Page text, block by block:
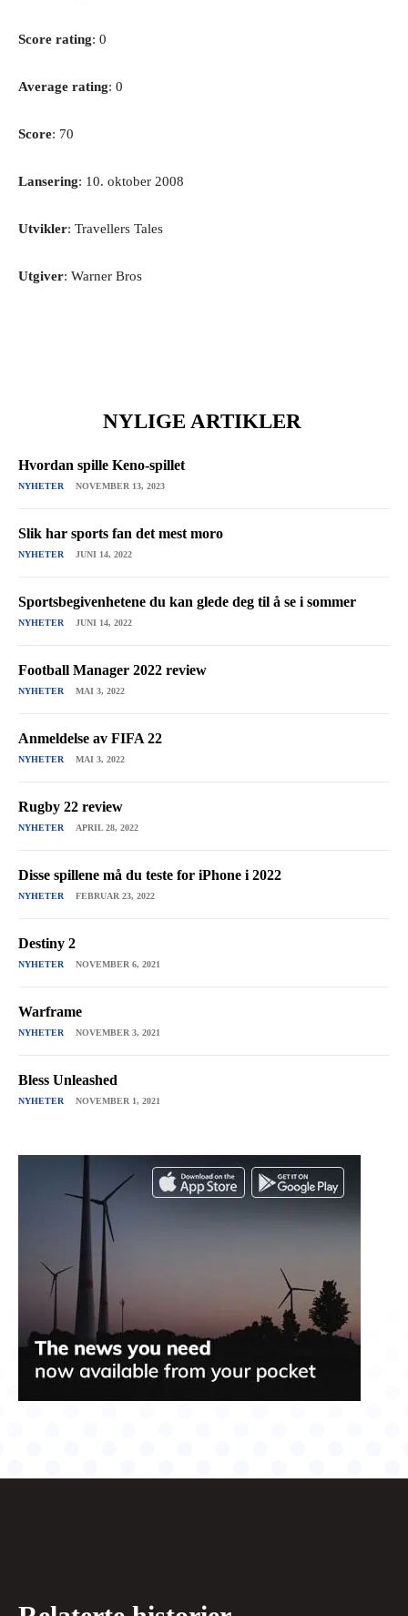
Score rating: 0
Average rating: 0
Score: 70
Lansering: 10. oktober 2008
Utvikler: Travellers Tales
Utgiver: Warner Bros
NYLIGE ARTIKLER
Hvordan spille Keno-spillet
NYHETER NOVEMBER 13, 2023
Slik har sports fan det mest moro
NYHETER JUNI 14, 2022
Sportsbegivenhetene du kan glede deg til å se i sommer
NYHETER JUNI 14, 2022
Football Manager 2022 review
NYHETER MAI 3, 2022
Anmeldelse av FIFA 22
NYHETER MAI 3, 2022
Rugby 22 review
NYHETER APRIL 28, 2022
Disse spillene må du teste for iPhone i 2022
NYHETER FEBRUAR 23, 2022
Destiny 2
NYHETER NOVEMBER 6, 2021
Warframe
NYHETER NOVEMBER 3, 2021
Bless Unleashed
NYHETER NOVEMBER 1, 2021